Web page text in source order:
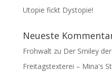
Utopie fickt Dystopie!
Neueste
Frohwaltzu Der Smiley
Freitagstexterei – Mina's